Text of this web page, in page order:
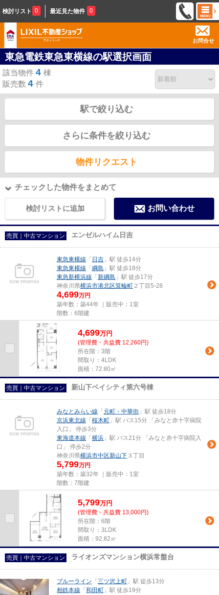
検討リスト 0 最近見た物件 0
お問合せ
東急電鉄東急東横線の駅選択画面
該当物件 4 棟
販売数 4 件
駅で絞り込む
さらに条件を絞り込む
物件リクエスト
チェックした物件をまとめて
検討リストに追加 お問い合わせ
売買｜中古マンション エンゼルハイム日吉
東急東横線 「 日吉 」駅 徒歩14分
東急東横線 「 綱島 」駅 徒歩18分
東急新横浜線 「 新綱島 」駅 徒歩17分
神奈川県横浜市港北区箕輪町 ２丁目5-28
4,699万円
築年数：築44年 ｜販売中： 1室
階数：6階建
4,699万円
(管理費・共益費 12,260円)
所在階：3階
間取り：4LDK
面積：72.80㎡
売買｜中古マンション 新山下ベイシティ第六号棟
みなとみらい線 「 元町・中華街 」駅 徒歩18分
京浜東北線 「 桜木町 」駅 バス15分 「みなと赤十字病院
入口」 停歩3分
東海道本線 「 横浜 」駅 バス21分 「みなと赤十字病院入
口」 停歩2分
神奈川県横浜市中区新山下 ３丁目
5,799万円
築年数：築32年 ｜販売中： 1室
階数：7階建
5,799万円
(管理費・共益費 13,000円)
所在階：6階
間取り：3LDK
面積：92.82㎡
売買｜中古マンション ライオンズマンション横浜常盤台
ブルーライン 「 三ツ沢上町 」駅 徒歩13分
相鉄本線 「 和田町 」駅 徒歩19分